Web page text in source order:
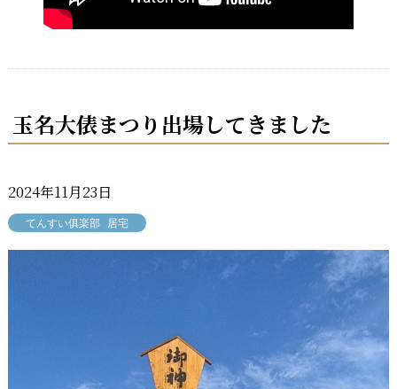
玉名大俵まつり出場してきました
2024年11月23日
てんすい俱楽部 居宅